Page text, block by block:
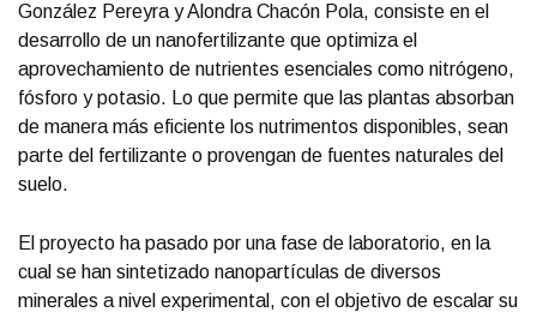
González Pereyra y Alondra Chacón Pola, consiste en el
desarrollo de un nanofertilizante que optimiza el
aprovechamiento de nutrientes esenciales como nitrógeno,
fósforo y potasio. Lo que permite que las plantas absorban
de manera más eficiente los nutrimentos disponibles, sean
parte del fertilizante o provengan de fuentes naturales del
suelo.
El proyecto ha pasado por una fase de laboratorio, en la
cual se han sintetizado nanopartículas de diversos
minerales a nivel experimental, con el objetivo de escalar su